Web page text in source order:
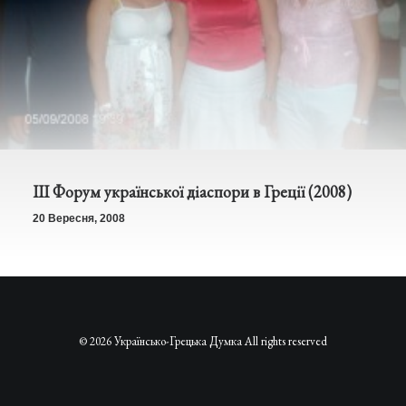
ІІІ Форум української діаспори в Греції (2008)
20 Вересня, 2008
© 2026 Українсько-Грецька Думка All rights reserved